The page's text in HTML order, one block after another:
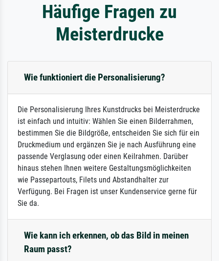
Häufige Fragen zu
Meisterdrucke
Wie funktioniert die Personalisierung?
Die Personalisierung Ihres Kunstdrucks bei Meisterdrucke
ist einfach und intuitiv: Wählen Sie einen Bilderrahmen,
bestimmen Sie die Bildgröße, entscheiden Sie sich für ein
Druckmedium und ergänzen Sie je nach Ausführung eine
passende Verglasung oder einen Keilrahmen. Darüber
hinaus stehen Ihnen weitere Gestaltungsmöglichkeiten
wie Passepartouts, Filets und Abstandhalter zur
Verfügung. Bei Fragen ist unser Kundenservice gerne für
Sie da.
Wie kann ich erkennen, ob das Bild in meinen
Raum passt?